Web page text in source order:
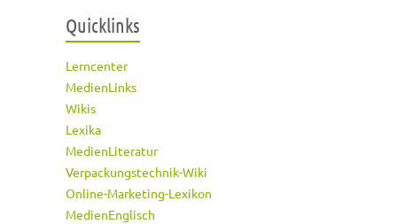
Quicklinks
Lerncenter
MedienLinks
Wikis
Lexika
MedienLiteratur
Verpackungstechnik-Wiki
Online-Marketing-Lexikon
MedienEnglisch